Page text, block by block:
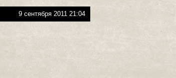
9 сентября 2011 21:04